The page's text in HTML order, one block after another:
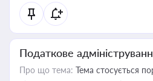
Податкове
Про що тема: Тема стосується